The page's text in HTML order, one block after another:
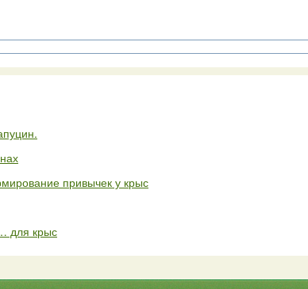
привычек у крыс
для крыс